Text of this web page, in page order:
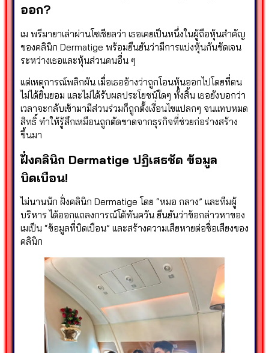
ออก?
เม พรีมายาเล่าผ่านโซเชียลว่า เธอเคยเป็นหนึ่งในผู้ถือหุ้นสำคัญ
ของคลินิก Dermatige พร้อมยืนยันว่ามีการแบ่งหุ้นกันชัดเจน
ระหว่างเธอและหุ้นส่วนคนอื่น ๆ
แต่เหตุการณ์พลิกผัน เมื่อเธออ้างว่าถูกโอนหุ้นออกไปโดยที่ตน
ไม่ได้ยินยอม และไม่ได้รับผลประโยชน์ใดๆ ทั้งสิ้น เธอยังบอกว่า
เวลาจะกลับเข้ามามีส่วนร่วมก็ถูกตั้งเงื่อนไขแปลกๆ จนแทบหมด
สิทธิ์ ทำให้รู้สึกเหมือนถูกตัดขาดจากธุรกิจที่ช่วยก่อร่างสร้าง
ขึ้นมา
ฝั่งคลินิก Dermatige ปฏิเสธชัด ข้อมูล
บิดเบือน!
ไม่นานนัก ฝั่งคลินิก Dermatige โดย “หมอ กลาง” และทีมผู้
บริหาร ได้ออกแถลงการณ์โต้ทันควัน ยืนยันว่าข้อกล่าวหาของ
เมเป็น “ข้อมูลที่บิดเบือน” และสร้างความเสียหายต่อชื่อเสียงของ
คลินิก